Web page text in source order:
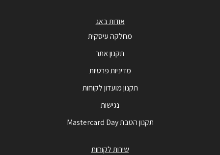
אודות באג
מחלקה עיסקית
תקנון אתר
מדיניות פרטיות
תקנון מועדון לקוחות
נגישות
תקנון הטבת Mastercard Day
שירות לקוחות